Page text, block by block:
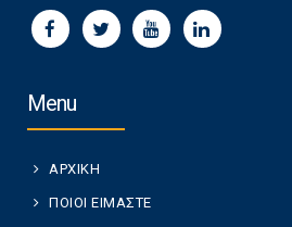
Menu
ΑΡΧΙΚΗ
ΠΟΙΟΙ ΕΙΜΑΣΤΕ